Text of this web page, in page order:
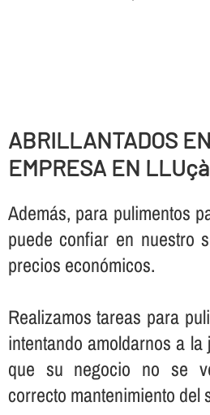
ABRILLANTADOS
EMPRESA EN LLUçà
Además, para pulimentos
puede confiar en nuestro
precios económicos.
Realizamos tareas para
intentando amoldarnos a
que su negocio no se
correcto mantenimiento del